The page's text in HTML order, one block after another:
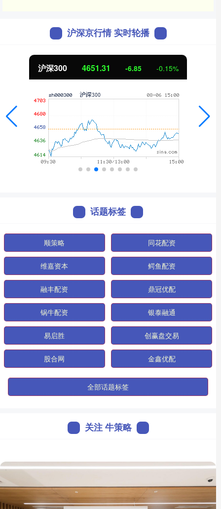
沪深京行情 实时轮播
沪深300 4651.31 -6.85 -0.15%
话题标签
顺策略 同花配资
维嘉资本 鳄鱼配资
融丰配资 鼎冠优配
锅牛配资 银泰融通
易启胜 创赢盘交易
股合网 金鑫优配
全部话题标签
关注 牛策略